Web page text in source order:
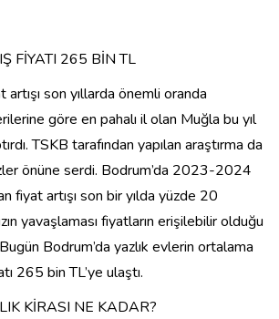
FİYATI 265 BİN TL
artışı son yıllarda önemli oranda
göre en pahalı il olan Muğla bu yıl
TSKB tarafından yapılan araştırma da
önüne serdi. Bodrum’da 2023-2024
fiyat artışı son bir yılda yüzde 20
yavaşlaması fiyatların erişilebilir olduğu
Bodrum’da yazlık evlerin ortalama
265 bin TL’ye ulaştı.
KİRASI NE KADAR?